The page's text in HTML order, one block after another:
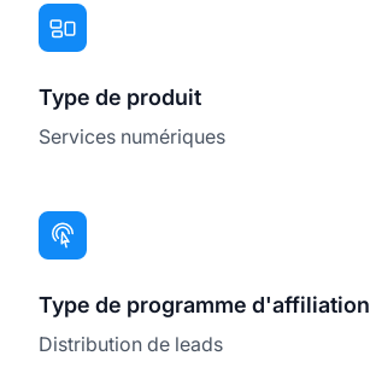
Type de produit
Services numériques
Type de programme d'affiliation
Distribution de leads